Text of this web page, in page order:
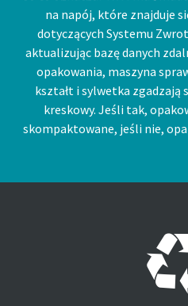
na napój, które znajduje
dotyczących Systemu
aktualizując bazę danych
opakowania, maszyna
kształt i sylwetka zgadzają
kreskowy. Jeśli tak,
skompaktowane, jeśli nie,